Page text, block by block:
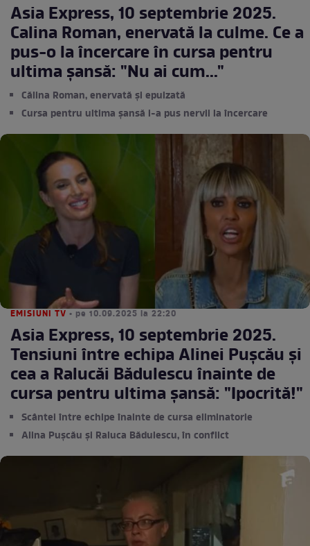
Asia Express, 10 septembrie 2025.
Calina Roman, enervată la culme. Ce a
pus-o la încercare în cursa pentru
ultima șansă: "Nu ai cum..."
Călina Roman, enervată și epuizată
Cursa pentru ultima șansă i-a pus nervii la încercare
EMISIUNI TV • pe 10.09.2025 la 22:20
Asia Express, 10 septembrie 2025.
Tensiuni între echipa Alinei Pușcău și
cea a Ralucăi Bădulescu înainte de
cursa pentru ultima șansă: "Ipocrită!"
Scântei între echipe înainte de cursa eliminatorie
Alina Pușcău și Raluca Bădulescu, în conflict